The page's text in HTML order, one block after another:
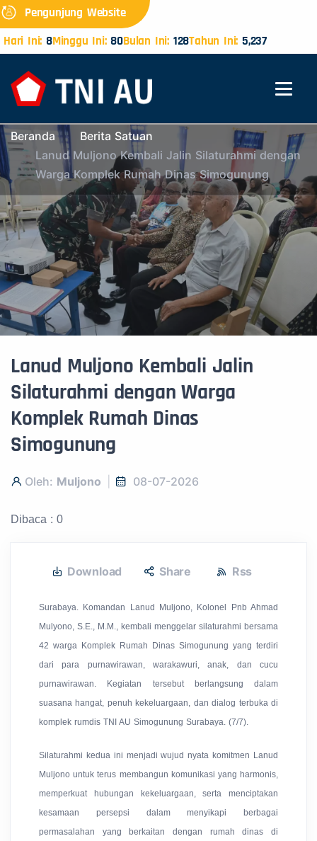
Pengunjung Website
Hari Ini: 8Minggu Ini:80Bulan Ini: 128Tahun Ini: 5,237
Beranda
Berita Satuan
Lanud Muljono Kembali Jalin Silaturahmi dengan
Warga Komplek Rumah Dinas Simogunung
Lanud Muljono Kembali Jalin
Silaturahmi dengan Warga
Komplek Rumah Dinas
Simogunung
Oleh: Muljono 08-07-2026
Dibaca : 0
Download Share Rss
Surabaya. Komandan Lanud Muljono, Kolonel Pnb Ahmad
Mulyono, S.E., M.M., kembali menggelar silaturahmi bersama
42 warga Komplek Rumah Dinas Simogunung yang terdiri
dari para purnawirawan, warakawuri, anak, dan cucu
purnawirawan. Kegiatan tersebut berlangsung dalam
suasana hangat, penuh kekeluargaan, dan dialog terbuka di
komplek rumdis TNI AU Simogunung Surabaya. (7/7).
Silaturahmi kedua ini menjadi wujud nyata komitmen Lanud
Muljono untuk terus membangun komunikasi yang harmonis,
memperkuat hubungan kekeluargaan, serta menciptakan
kesamaan persepsi dalam menyikapi berbagai
permasalahan yang berkaitan dengan rumah dinas di